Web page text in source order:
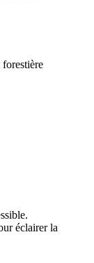
éclairer la